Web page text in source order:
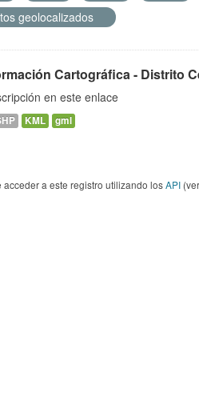
geolocalizados
Cartográfica - Distrito
en este enlace
KML gml
acceder a este registro utilizando losAPI (ver